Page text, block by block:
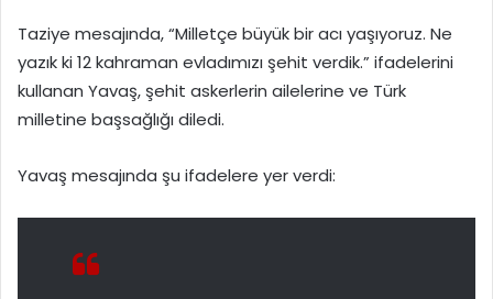
Taziye mesajında, “Milletçe büyük bir acı yaşıyoruz. Ne
yazık ki 12 kahraman evladımızı şehit verdik.” ifadelerini
kullanan Yavaş, şehit askerlerin ailelerine ve Türk
milletine başsağlığı diledi.
Yavaş mesajında şu ifadelere yer verdi: